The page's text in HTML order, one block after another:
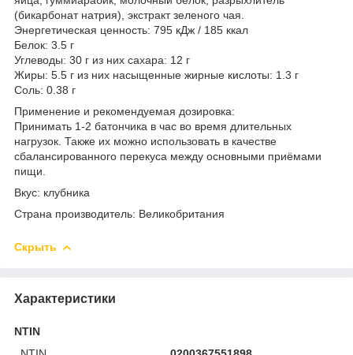
(бикарбонат натрия), экстракт зеленого чая.
Энергетическая ценность: 795 кДж / 185 ккал
Белок: 3.5 г
Углеводы: 30 г из них сахара: 12 г
Жиры: 5.5 г из них насыщенные жирные кислоты: 1.3 г
Соль: 0.38 г
Применение и рекомендуемая дозировка:
Принимать 1-2 батончика в час во время длительных
нагрузок. Также их можно использовать в качестве
сбалансированного перекуса между основными приёмами
пищи.
Вкус: клубника
Страна производитель: Великобритания
Скрыть
Характеристики
NTIN